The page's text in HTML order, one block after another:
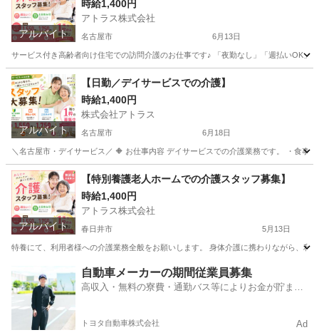
アルバイト
時給1,400円
アトラス株式会社
名古屋市 6月13日
サービス付き高齢者向け住宅での訪問介護のお仕事です♪ 「夜勤なし」「週払いOK
愛知 名古屋市 介護 サービス付き高齢者向け住宅
アルバイト
【日勤／デイサービスでの介護】
時給1,400円
株式会社アトラス
名古屋市 6月18日
＼名古屋市・デイサービス／ 🔶 お仕事内容 デイサービスでの介護業務です。 ・食事
愛知 名古屋市 介護士 時給
アルバイト
【特別養護老人ホームでの介護スタッフ募集】
時給1,400円
アトラス株式会社
春日井市 5月13日
特養にて、利用者様への介護業務全般をお願いします。 身体介護に携わりながら、
介護 特別養護老人ホーム
自動車メーカーの期間従業員募集
高収入・無料の寮費・通勤バス等によりお金が貯まり
トヨタ自動車株式会社 Ad